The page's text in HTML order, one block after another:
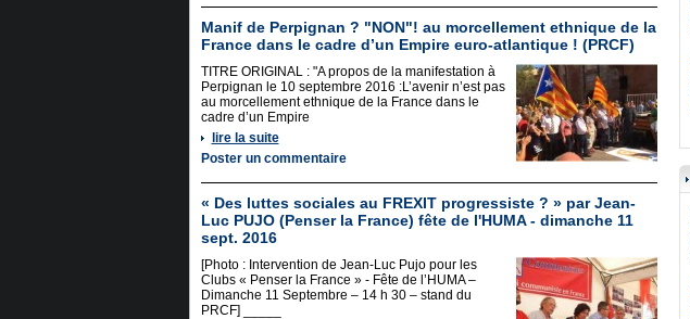
Manif de Perpignan ? "NON"! au morcellement ethnique de la
France dans le cadre d’un Empire euro-atlantique ! (PRCF)
TITRE ORIGINAL : "A propos de la manifestation à
Perpignan le 10 septembre 2016 :L’avenir n’est pas
au morcellement ethnique de la France dans le
cadre d’un Empire
lire la suite
Poster un commentaire
« Des luttes sociales au FREXIT progressiste ? » par Jean-
Luc PUJO (Penser la France) fête de l'HUMA - dimanche 11
sept. 2016
[Photo : Intervention de Jean-Luc Pujo pour les
Clubs « Penser la France » - Fête de l’HUMA –
Dimanche 11 Septembre – 14 h 30 – stand du
PRCF] _____